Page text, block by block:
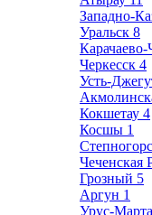
Западно-
Уральск 8
Карачаево-
Черкесск 4
Усть-
Кокшетау 4
Косшы 1
Чеченская
Грозный 5
Аргун 1
Урус-